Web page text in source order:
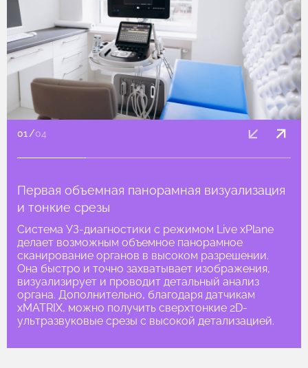
Первая объемная панорамная визуализация
и тонкие срезы
Система УЗ-диагностики с режимом Live xPlane
делает возможным объемное панорамное
сканирование органов в высоком разрешении.
Она быстро и точно захватывает изображения,
визуализирует и проводит детальный анализ
органа. Дополнительно, благодаря датчикам
xMATRIX, можно получить сверхтонкие 2D-
ультразвуковые срезы с высокой детализацией.
01 /04